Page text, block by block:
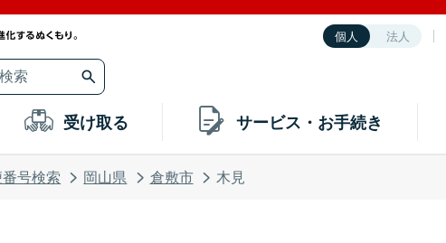
個人 法人
受け取る サービス・お手続き
号検索 岡山県 倉敷市 木見